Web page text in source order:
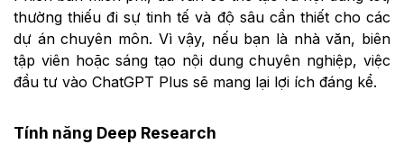
thường thiếu đi sự tinh tế và độ sâu cần thiết cho các
dự án chuyên môn. Vì vậy, nếu bạn là nhà văn, biên
tập viên hoặc sáng tạo nội dung chuyên nghiệp, việc
đầu tư vào ChatGPT Plus sẽ mang lại lợi ích đáng kể.
Tính năng Deep Research